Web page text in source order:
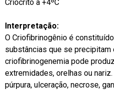
Criocrito a +4ºC
Interpretação:
O Criofibrinogênio é
substâncias que se precipitam
criofibrinogenemia pode
extremidades, orelhas ou
púrpura, ulceração, necrose,